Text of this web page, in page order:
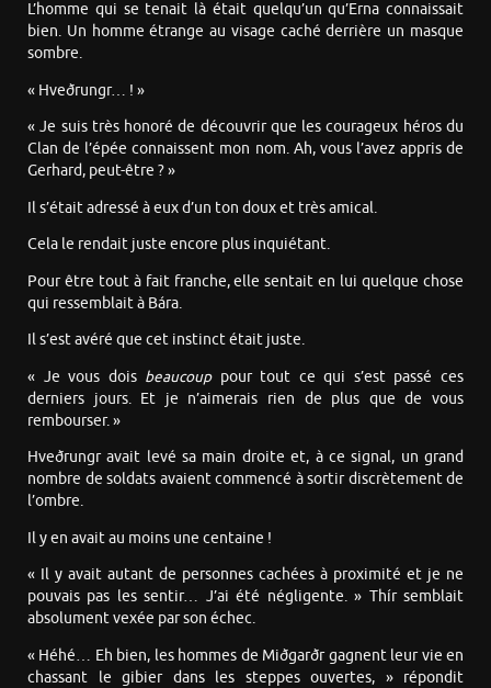
L’homme qui se tenait là était quelqu’un qu’Erna connaissait
bien. Un homme étrange au visage caché derrière un masque
sombre.
« Hveðrungr… ! »
« Je suis très honoré de découvrir que les courageux héros du
Clan de l’épée connaissent mon nom. Ah, vous l’avez appris de
Gerhard, peut-être ? »
Il s’était adressé à eux d’un ton doux et très amical.
Cela le rendait juste encore plus inquiétant.
Pour être tout à fait franche, elle sentait en lui quelque chose
qui ressemblait à Bára.
Il s’est avéré que cet instinct était juste.
« Je vous dois beaucoup pour tout ce qui s’est passé ces
derniers jours. Et je n’aimerais rien de plus que de vous
rembourser. »
Hveðrungr avait levé sa main droite et, à ce signal, un grand
nombre de soldats avaient commencé à sortir discrètement de
l’ombre.
Il y en avait au moins une centaine !
« Il y avait autant de personnes cachées à proximité et je ne
pouvais pas les sentir… J’ai été négligente. » Thír semblait
absolument vexée par son échec.
« Héhé… Eh bien, les hommes de Miðgarðr gagnent leur vie en
chassant le gibier dans les steppes ouvertes, » répondit